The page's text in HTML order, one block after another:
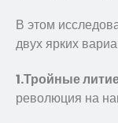
В этом
двух ярких
1.Тройные
революция на